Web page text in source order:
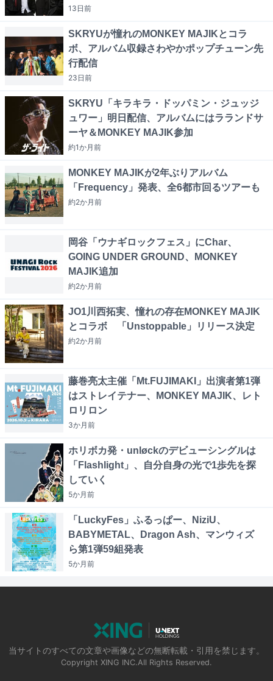
13日前
SKRYUが憧れのMONKEY MAJIKとコラ
ボ、アルバム収録さわやかポップチューン先
行配信
23日前
SKRYU「キラキラ・ドッパミン・ジュッジ
ュワー」明日配信、アルバムにはラランドサ
ーヤ＆MONKEY MAJIK参加
約1か月前
MONKEY MAJIKが2年ぶりアルバム
「Frequency」発表、全6都市回るツアーも
約2か月前
岡谷「ウナギロックフェス」にChar、
GOING UNDER GROUND、MONKEY
MAJIK追加
約2か月前
JO1川西拓実、憧れの存在MONKEY MAJIK
とコラボ 「Unstoppable」リリース決定
約2か月前
藤巻亮太主催「Mt.FUJIMAKI」出演者第1弾
はストレイテナー、MONKEY MAJIK、レト
ロリロン
3か月前
ホリボカ発・unløckのデビューシングルは
「Flashlight」、自分自身の光で1歩先を探
していく
5か月前
「LuckyFes」ふるっぱー、NiziU、
BABYMETAL、Dragon Ash、マンウィズ
ら第1弾59組発表
5か月前
当サイトのすべての文章や画像などの無断転載・引用を禁じます。
Copyright XING INC.All Rights Reserved.